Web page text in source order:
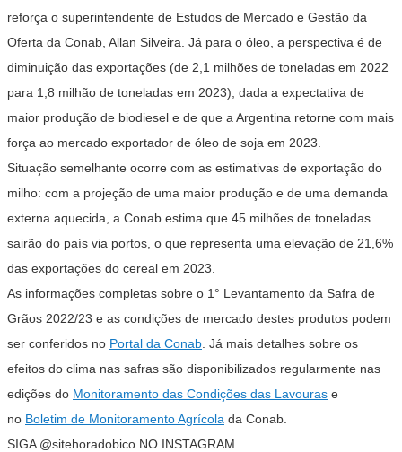
reforça o superintendente de Estudos de Mercado e Gestão da
Oferta da Conab, Allan Silveira. Já para o óleo, a perspectiva é de
diminuição das exportações (de 2,1 milhões de toneladas em 2022
para 1,8 milhão de toneladas em 2023), dada a expectativa de
maior produção de biodiesel e de que a Argentina retorne com mais
força ao mercado exportador de óleo de soja em 2023.
Situação semelhante ocorre com as estimativas de exportação do
milho: com a projeção de uma maior produção e de uma demanda
externa aquecida, a Conab estima que 45 milhões de toneladas
sairão do país via portos, o que representa uma elevação de 21,6%
das exportações do cereal em 2023.
As informações completas sobre o 1° Levantamento da Safra de
Grãos 2022/23 e as condições de mercado destes produtos podem
ser conferidos no Portal da Conab . Já mais detalhes sobre os
efeitos do clima nas safras são disponibilizados regularmente nas
edições do Monitoramento das Condições das Lavouras e
no Boletim de Monitoramento Agrícola da Conab.
SIGA @sitehoradobico NO INSTAGRAM